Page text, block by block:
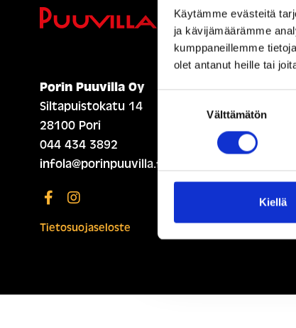
Käytämme evästeitä
ja kävijämäärämme
kumppaneillemme
olet antanut heille tai
Välttämätön
Kiellä
Ihmisiä,
Porin Puuvilla Oy
Siltapuistokatu 14
28100 Pori
044 434 3892
infola@porinpuuvilla.fi
Tietosuojaseloste
ETUSIVU (ENGLISH)